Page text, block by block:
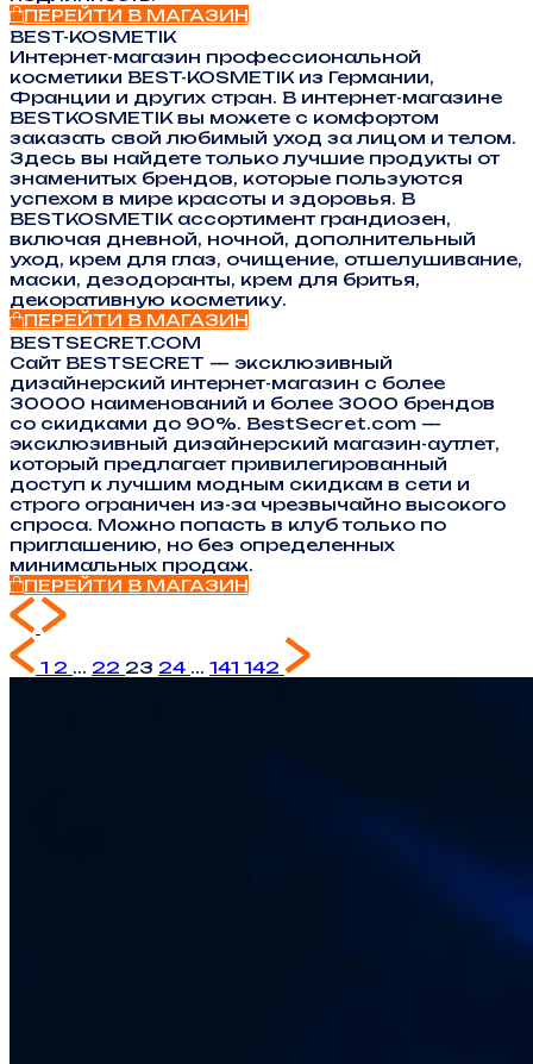
ПЕРЕЙТИ В МАГАЗИН
BEST-KOSMETIK
Интернет-магазин профессиональной
косметики BEST-KOSMETIK из Германии,
Франции и других стран. В интернет-магазине
BESTKOSMETIK вы можете с комфортом
заказать свой любимый уход за лицом и телом.
Здесь вы найдете только лучшие продукты от
знаменитых брендов, которые пользуются
успехом в мире красоты и здоровья. В
BESTKOSMETIK ассортимент грандиозен,
включая дневной, ночной, дополнительный
уход, крем для глаз, очищение, отшелушивание,
маски, дезодоранты, крем для бритья,
декоративную косметику.
ПЕРЕЙТИ В МАГАЗИН
BESTSECRET.COM
Сайт BESTSECRET — эксклюзивный
дизайнерский интернет-магазин с более
30000 наименований и более 3000 брендов
со скидками до 90%. BestSecret.com —
эксклюзивный дизайнерский магазин-аутлет,
который предлагает привилегированный
доступ к лучшим модным скидкам в сети и
строго ограничен из-за чрезвычайно высокого
спроса. Можно попасть в клуб только по
приглашению, но без определенных
минимальных продаж.
ПЕРЕЙТИ В МАГАЗИН
1 2 ... 22 23 24 ... 141 142